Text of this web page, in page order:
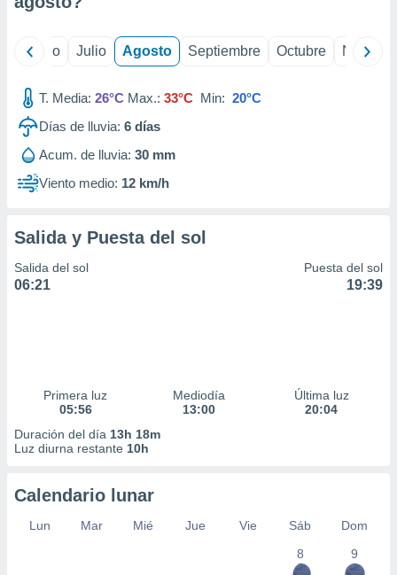
mediante
publicidad
publicidad
1199
Junio Julio Agosto Septiembre Octubre
T. Media: 26°C Max.: 33°C Min: 20°C
Días de lluvia: 6 días
Acum. de lluvia: 30 mm
Viento medio: 12 km/h
Salida y Puesta del sol
Salida del sol
06:21
Puesta del sol
19:39
Primera luz
05:56
Mediodía
13:00
Última luz
20:04
Duración del día 13h 18m
Luz diurna restante 10h
Calendario lunar
Lun Mar Mié Jue Vie Sáb
Dom
8
9